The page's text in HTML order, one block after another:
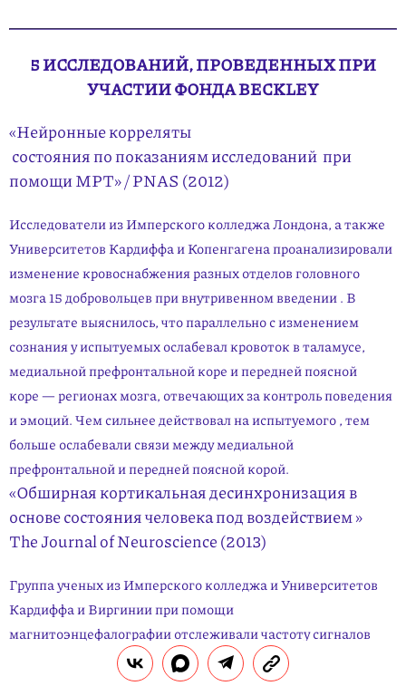
5 ИССЛЕДОВАНИЙ, ПРОВЕДЕННЫХ ПРИ
УЧАСТИИ ФОНДА BECKLEY
«Нейронные корреляты
сос­тояния по показаниям исследований при
помощи МРТ» / PNAS (2012)
Исследователи из Имперского колледжа Лондона, а также
Универ­си­тетов Кардиффа и Копенгагена проанализировали
изменение кровоснабжения разных отделов головного
мозга 15 добровольцев при внутривенном введении. В
результате выяснилось, что параллельно с изменением
сознания у испыту­емых ослабевал кровоток в таламусе,
медиальной префронтальной коре и передней поясной
коре — регионах мозга, отвечающих за контроль поведения
и эмоций. Чем сильнее действовал на испытуемого, тем
больше ослабевали связи между медиальной
префронтальной и передней поясной корой.
«Обширная кортикальная десинхронизация в
основе состояния человека под воздействием»
The Journal of Neuroscience (2013)
Группа ученых из Имперского колледжа и Университетов
Кардиффа и Виргинии при помощи
магнитоэнцефалографии отслеживали частоту сигналов
различных участков коры головного мозга после